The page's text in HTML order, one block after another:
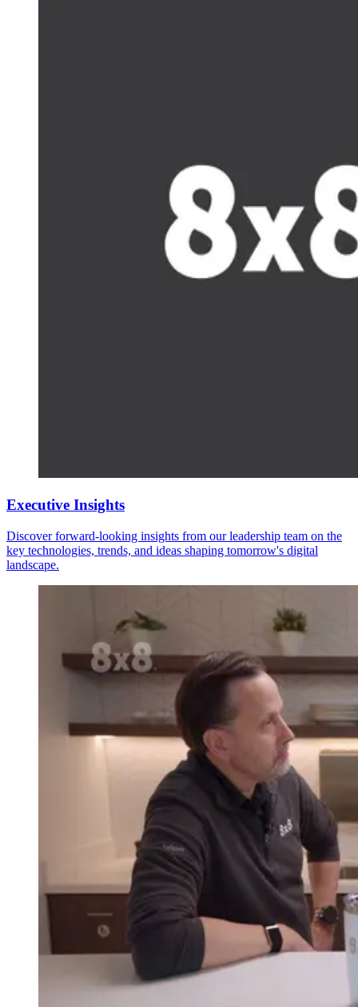
Executive Insights
Discover forward-looking insights from our leadership team on the
key technologies, trends, and ideas shaping tomorrow's digital
landscape.